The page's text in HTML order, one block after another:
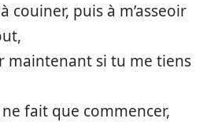
couiner, puis à m’asseoir
maintenant si tu me tiens
fait que commencer,